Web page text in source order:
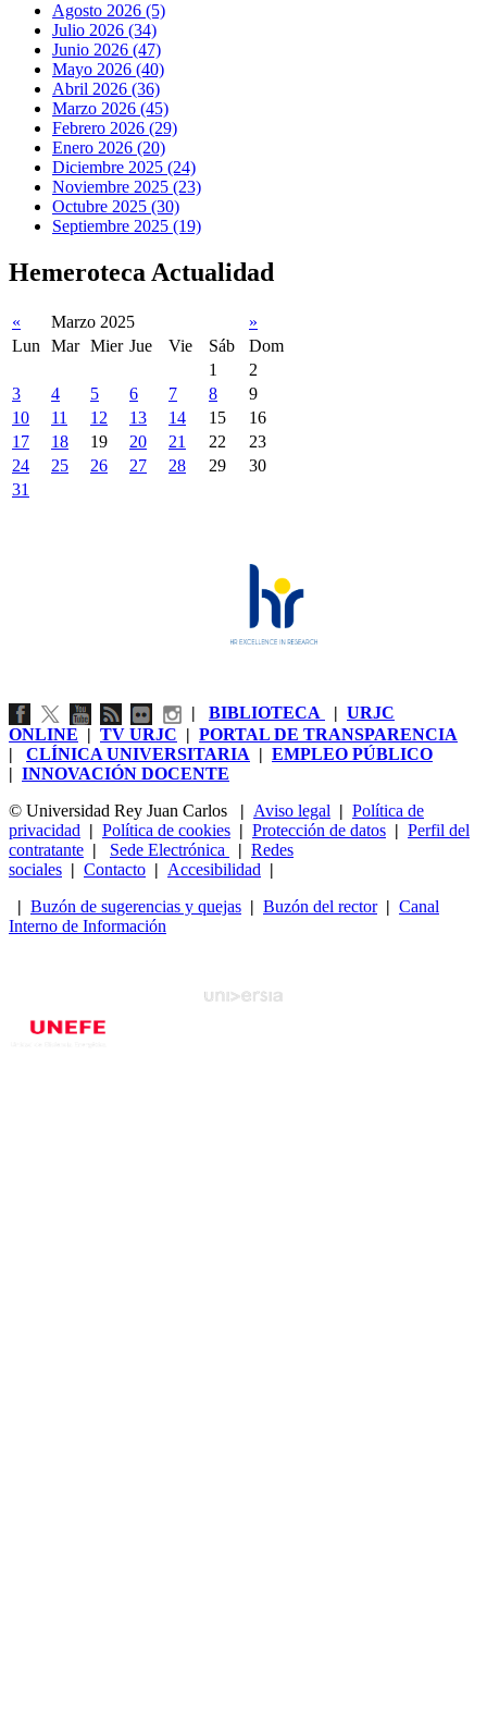
Agosto 2026 (5)
Julio 2026 (34)
Junio 2026 (47)
Mayo 2026 (40)
Abril 2026 (36)
Marzo 2026 (45)
Febrero 2026 (29)
Enero 2026 (20)
Diciembre 2025 (24)
Noviembre 2025 (23)
Octubre 2025 (30)
Septiembre 2025 (19)
Hemeroteca Actualidad
« Marzo 2025
»
Lun
Mar Mier Jue Vie Sáb
Dom
1
2
3
4 5 6 7 8
9
10
11 12 13 14 15
16
17
18 19 20 21 22
23
24
25 26 27 28 29
30
31
| BIBLIOTECA | URJC
ONLINE | TV URJC | PORTAL DE TRANSPARENCIA
| CLÍNICA UNIVERSITARIA | EMPLEO PÚBLICO
| INNOVACIÓN DOCENTE
© Universidad Rey Juan Carlos
| Aviso legal | Política de
privacidad | Política de cookies | Protección de datos | Perfil del
contratante | Sede Electrónica | Redes
sociales | Contacto | Accesibilidad |
| Buzón de sugerencias y quejas | Buzón del rector| Canal
Interno de Información